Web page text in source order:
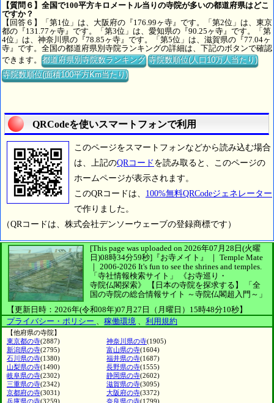
【質問６】全国で100平方キロメートル当りの寺院が多いの都道府県はどこ
ですか？
【回答６】「第1位」は、大阪府の『176.99ヶ寺』です。「第2位」は、東京
都の『131.77ヶ寺』です。「第3位」は、愛知県の『90.25ヶ寺』です。「第
4位」は、神奈川県の『78.85ヶ寺』です。「第5位」は、滋賀県の『77.04ヶ
寺』です。全国の都道府県別寺院ランキングの詳細は、下記のボタンで確認
できます。都道府県別寺院数ランキング 寺院数順位(人口10万人当たり)
寺院数順位(面積100平方Km当たり)
QRCodeを使いスマートフォンで利用
このページをスマートフォンなどから読み込む場合
は、上記のQRコード を読み取ると、このページの
ホームページが表示されます。
このQRコードは、 100%無料QRCodeジェネレーター
で作りました。
（QRコードは、株式会社デンソーウェーブの登録商標です）
[This page was uploaded on 2026年07月28日(火曜
日)08時34分59秒] 『お寺メイト』 ｜ Temple Mate
｜ 2006-2026 It's fun to see the shrines and temples.
「寺社情報検索サイト」
《お寺巡り・
寺院仏閣探索》
【日本の寺院を探求する】
「全
国の寺院の総合情報サイト ～寺院仏閣超入門～」
【更新日時：2026年(令和08年)07月27日（月曜日）15時48分10秒】
プライバシー・ポリシー 、 稼働環境 、 利用規約
【他府県の寺院】
東京都の寺(2887) 神奈川県の寺(1905)
新潟県の寺(2795) 富山県の寺(1604)
石川県の寺(1380) 福井県の寺(1687)
山梨県の寺(1490) 長野県の寺(1555)
岐阜県の寺(2302) 静岡県の寺(2602)
三重県の寺(2342) 滋賀県の寺(3095)
京都府の寺(3031) 大阪府の寺(3372)
兵庫県の寺(3259) 奈良県の寺(1799)